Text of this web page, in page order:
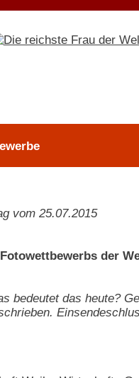
vom 25.07.2015
der
bedeutet das heute?